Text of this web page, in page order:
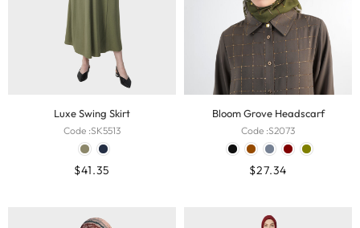
Luxe Swing Skirt
Code :SK5513
$41.35
Bloom Grove Headscarf
Code :S2073
$27.34